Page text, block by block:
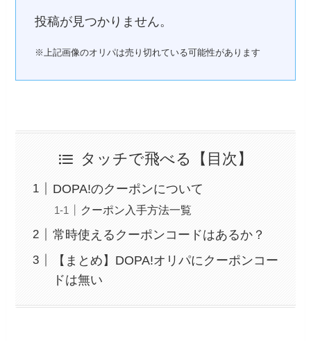
投稿が見つかりません。
※上記画像のオリパは売り切れている可能性があります
タッチで飛べる【目次】
DOPA!のクーポンについて
クーポン入手方法一覧
常時使えるクーポンコードはあるか？
【まとめ】DOPA!オリパにクーポンコー
ドは無い